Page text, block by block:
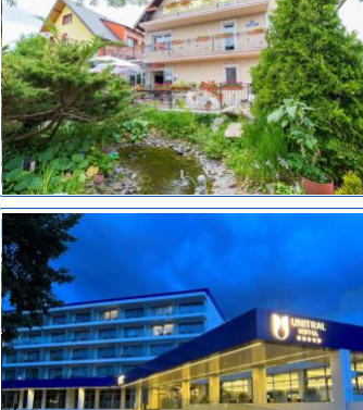
noclegi Mielno